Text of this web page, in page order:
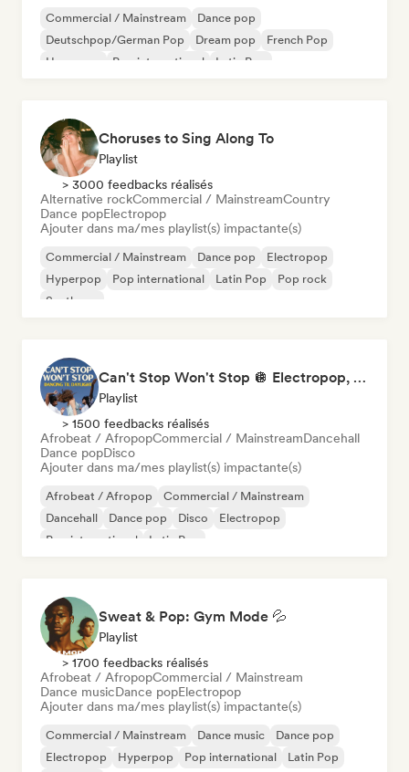
Commercial / Mainstream
Dance pop
Deutschpop/German Pop
Dream pop
French Pop
Hyperpop
Pop international Latin Pop
Choruses to Sing Along To
Playlist
> 3000 feedbacks réalisés
Alternative rockCommercial / MainstreamCountry
Dance popElectropop
Ajouter dans ma/mes playlist(s) impactante(s)
Commercial / Mainstream Dance pop
Electropop
Hyperpop
Pop international Latin Pop
Pop rock
Synthpop
Can't Stop Won't Stop 🪩 Electropop, Dance-Pop & Nu Disco
Playlist
> 1500 feedbacks réalisés
Afrobeat / AfropopCommercial / MainstreamDancehall
Dance popDisco
Ajouter dans ma/mes playlist(s) impactante(s)
Afrobeat / Afropop
Commercial / Mainstream
Dancehall
Dance pop Disco
Electropop
Pop international
Latin Pop
Sweat & Pop: Gym Mode 💦
Playlist
> 1700 feedbacks réalisés
Afrobeat / AfropopCommercial / Mainstream
Dance musicDance popElectropop
Ajouter dans ma/mes playlist(s) impactante(s)
Commercial / Mainstream Dance music
Dance pop
Electropop
Hyperpop Pop international Latin Pop